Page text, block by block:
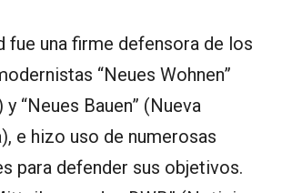
fue una firme defensora de los
“Neues Wohnen”
“Neues Bauen” (Nueva
e hizo uso de numerosas
para defender sus objetivos.